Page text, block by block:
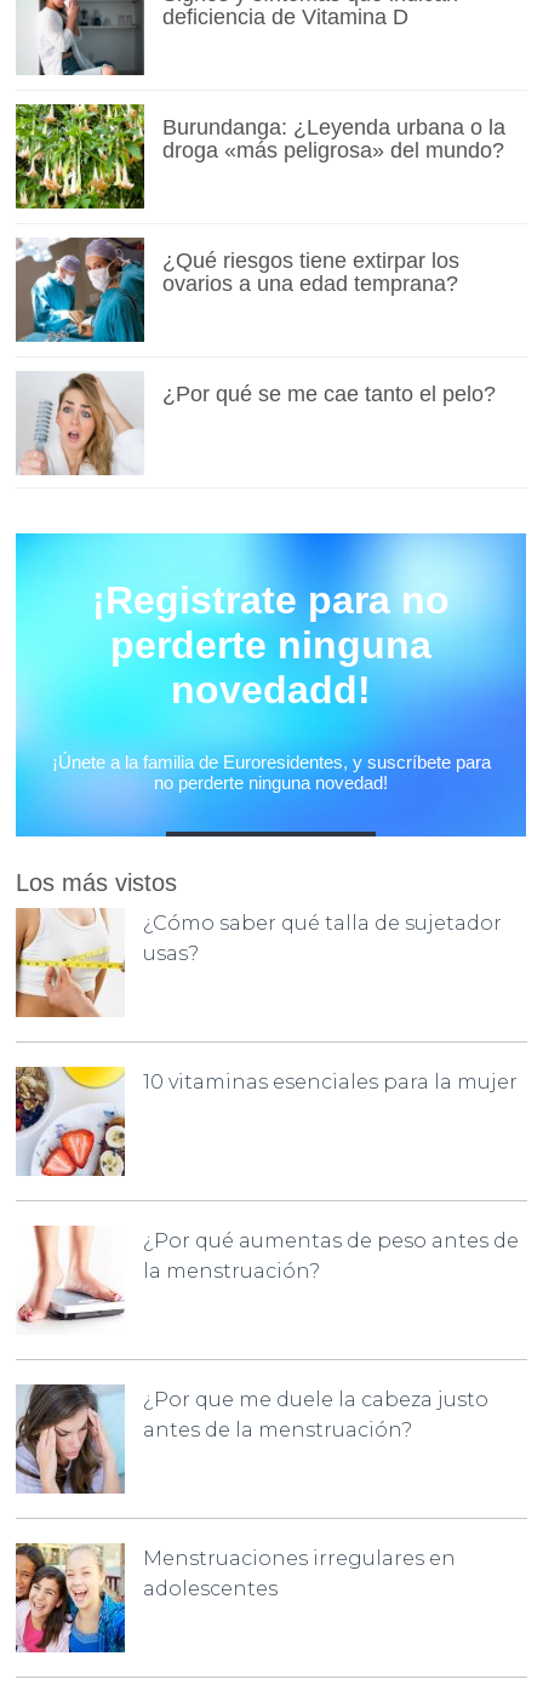
deficiencia de Vitamina D
Burundanga: ¿Leyenda urbana o la
droga «más peligrosa» del mundo?
¿Qué riesgos tiene extirpar los
ovarios a una edad temprana?
¿Por qué se me cae tanto el pelo?
Los más vistos
¿Cómo saber qué talla de sujetador
usas?
10 vitaminas esenciales para la mujer
¿Por qué aumentas de peso antes de
la menstruación?
¿Por que me duele la cabeza justo
antes de la menstruación?
Menstruaciones irregulares en
adolescentes